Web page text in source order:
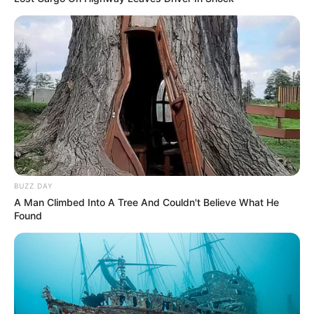
धोखा पर matlabi rishte dhoka shayari in hindi
hilarious jokes for adults मजेदार अश्लील
Gandi soch gandi shayari: गर्म कर देने वाली शायरी बदन
BUZZ DAY
A Man Climbed Into A Tree And Couldn't Believe What He
Found